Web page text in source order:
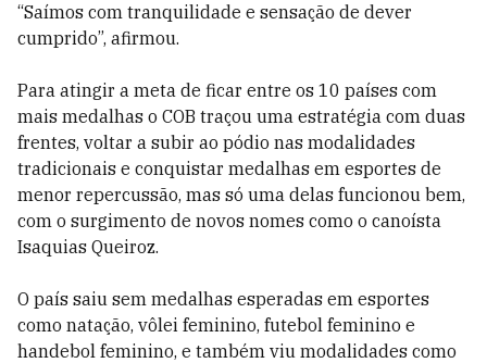
“Saímos com tranquilidade e sensação de dever
cumprido”, afirmou.
Para atingir a meta de ficar entre os 10 países com
mais medalhas o COB traçou uma estratégia com duas
frentes, voltar a subir ao pódio nas modalidades
tradicionais e conquistar medalhas em esportes de
menor repercussão, mas só uma delas funcionou bem,
com o surgimento de novos nomes como o canoísta
Isaquias Queiroz.
O país saiu sem medalhas esperadas em esportes
como natação, vôlei feminino, futebol feminino e
handebol feminino, e também viu modalidades como